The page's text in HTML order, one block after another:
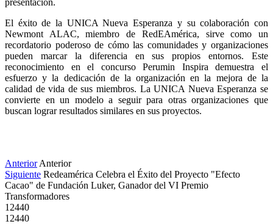
El éxito de la UNICA Nueva Esperanza y su colaboración con
Newmont ALAC, miembro de RedEAmérica, sirve como un
recordatorio poderoso de cómo las comunidades y organizaciones
pueden marcar la diferencia en sus propios entornos. Este
reconocimiento en el concurso Perumin Inspira demuestra el
esfuerzo y la dedicación de la organización en la mejora de la
calidad de vida de sus miembros. La UNICA Nueva Esperanza se
convierte en un modelo a seguir para otras organizaciones que
buscan lograr resultados similares en sus proyectos.
Anterior Anterior
Siguiente Redeamérica Celebra el Éxito del Proyecto "Efecto
Cacao" de Fundación Luker, Ganador del VI Premio
Transformadores
12440
12440